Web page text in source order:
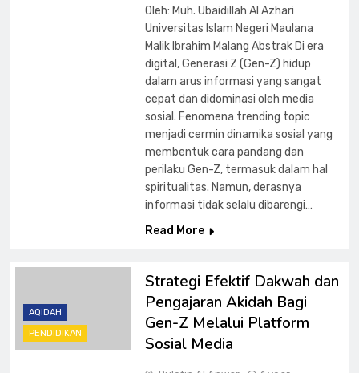
Oleh: Muh. Ubaidillah Al Azhari
Universitas Islam Negeri Maulana
Malik Ibrahim Malang Abstrak Di era
digital, Generasi Z (Gen-Z) hidup
dalam arus informasi yang sangat
cepat dan didominasi oleh media
sosial. Fenomena trending topic
menjadi cermin dinamika sosial yang
membentuk cara pandang dan
perilaku Gen-Z, termasuk dalam hal
spiritualitas. Namun, derasnya
informasi tidak selalu dibarengi…
Read More
AQIDAH
PENDIDIKAN
Strategi Efektif Dakwah dan
Pengajaran Akidah Bagi
Gen-Z Melalui Platform
Sosial Media